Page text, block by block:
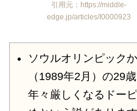
引用元：https://middle-
edge.jp/articles/I0000923
ソウルオリンピック
（1989年2月）の29
年々厳しくなるドー